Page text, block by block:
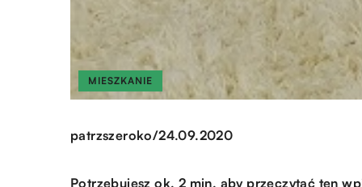
MIESZKANIE
patrzszeroko/24.09.2020
Potrzebujesz ok. 2 min. aby przeczytać ten